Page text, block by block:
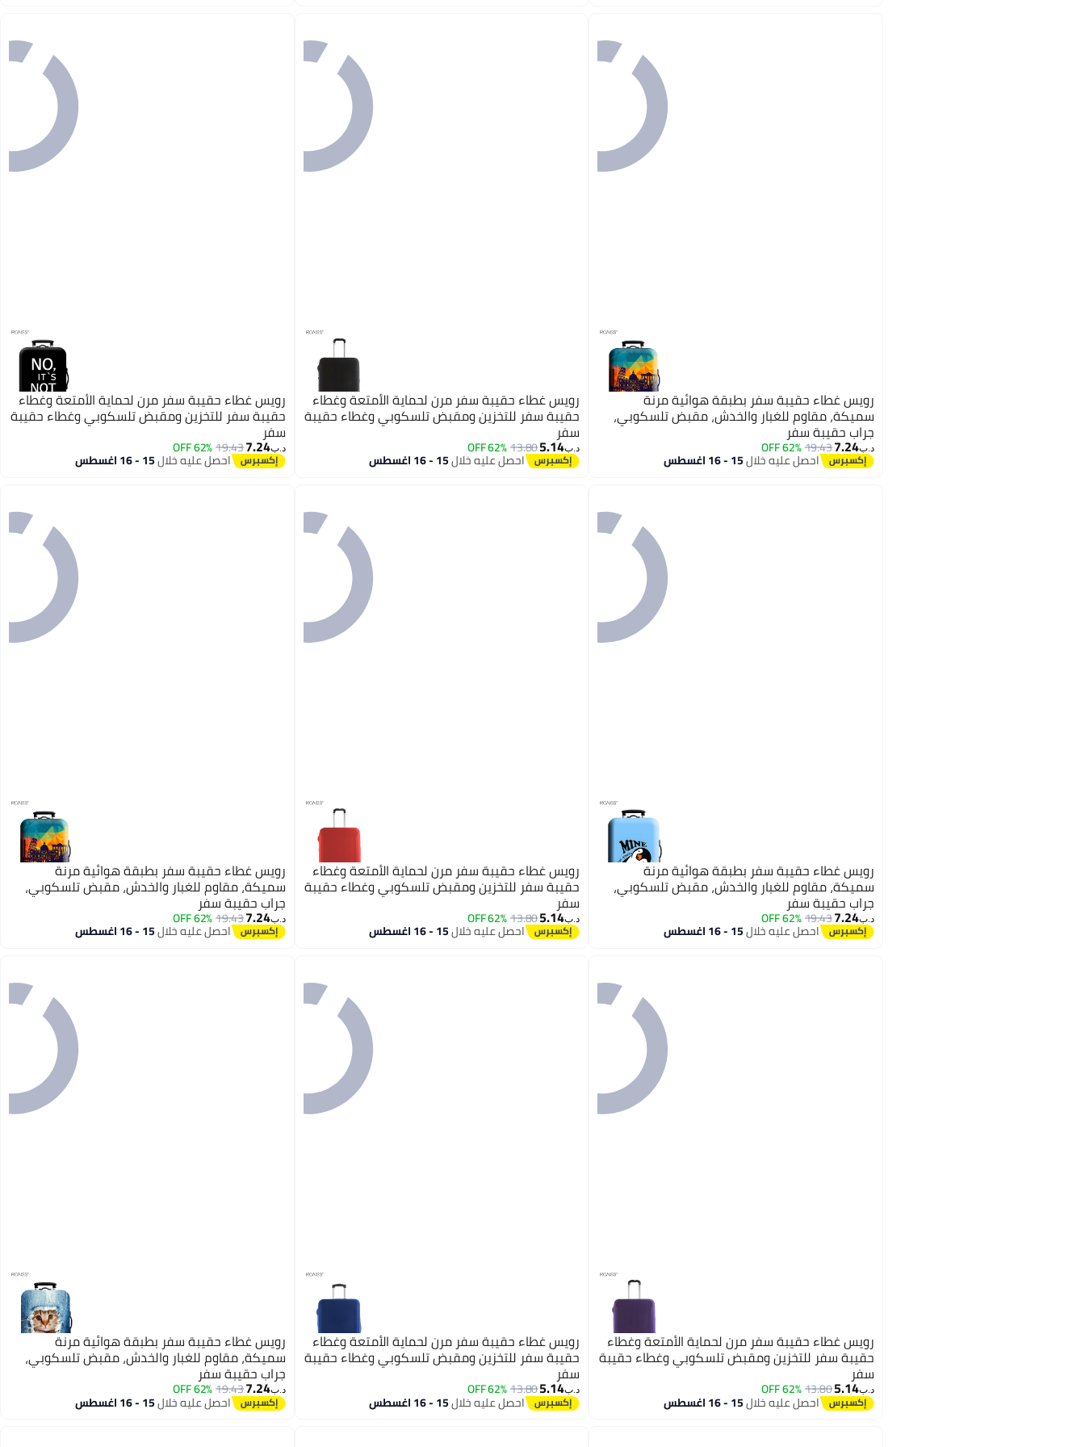
رويس غطاء حقيبة سفر بطبقة هوائية مرنة
سميكة، مقاوم للغبار والخدش، مقبض تلسكوبي،
جراب حقيبة سفر
د.ب‏7.24
19.43
62% OFF
احصل عليه خلال15 - 16 اغسطس
رويس غطاء حقيبة سفر مرن لحماية الأمتعة وغطاء
حقيبة سفر للتخزين ومقبض تلسكوبي وغطاء حقيبة
سفر
د.ب‏5.14
13.80
62% OFF
احصل عليه خلال15 - 16 اغسطس
رويس غطاء حقيبة سفر مرن لحماية الأمتعة وغطاء
حقيبة سفر للتخزين ومقبض تلسكوبي وغطاء حقيبة
سفر
د.ب‏7.24
19.43
62% OFF
احصل عليه خلال15 - 16 اغسطس
رويس غطاء حقيبة سفر بطبقة هوائية مرنة
سميكة، مقاوم للغبار والخدش، مقبض تلسكوبي،
جراب حقيبة سفر
د.ب‏7.24
19.43
62% OFF
احصل عليه خلال15 - 16 اغسطس
رويس غطاء حقيبة سفر مرن لحماية الأمتعة وغطاء
حقيبة سفر للتخزين ومقبض تلسكوبي وغطاء حقيبة
سفر
د.ب‏5.14
13.80
62% OFF
احصل عليه خلال15 - 16 اغسطس
رويس غطاء حقيبة سفر بطبقة هوائية مرنة
سميكة، مقاوم للغبار والخدش، مقبض تلسكوبي،
جراب حقيبة سفر
د.ب‏7.24
19.43
62% OFF
احصل عليه خلال15 - 16 اغسطس
رويس غطاء حقيبة سفر مرن لحماية الأمتعة وغطاء
حقيبة سفر للتخزين ومقبض تلسكوبي وغطاء حقيبة
سفر
د.ب‏5.14
13.80
62% OFF
احصل عليه خلال15 - 16 اغسطس
رويس غطاء حقيبة سفر مرن لحماية الأمتعة وغطاء
حقيبة سفر للتخزين ومقبض تلسكوبي وغطاء حقيبة
سفر
د.ب‏5.14
13.80
62% OFF
احصل عليه خلال15 - 16 اغسطس
رويس غطاء حقيبة سفر بطبقة هوائية مرنة
سميكة، مقاوم للغبار والخدش، مقبض تلسكوبي،
جراب حقيبة سفر
د.ب‏7.24
19.43
62% OFF
احصل عليه خلال15 - 16 اغسطس